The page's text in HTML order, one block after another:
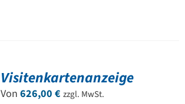
Visitenkartenanzeige
Von 626,00 € zzgl. MwSt.